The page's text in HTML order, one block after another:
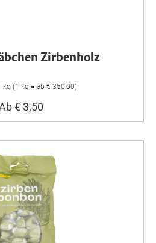
Zirbenholz
kg (1 kg = ab € 350,00)
€ 3,50